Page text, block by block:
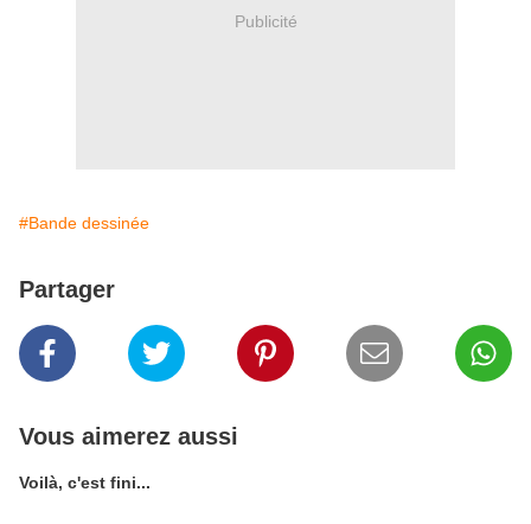
Publicité
#Bande dessinée
Partager
Vous aimerez aussi
Voilà, c'est fini...